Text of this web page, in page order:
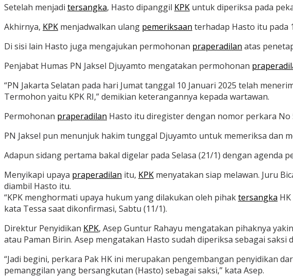
Setelah menjadi tersangka, Hasto dipanggil KPK untuk diperiksa pada
Akhirnya, KPK menjadwalkan ulang pemeriksaan terhadap Hasto itu pada
Di sisi lain Hasto juga mengajukan permohonan praperadilan atas
Penjabat Humas PN Jaksel Djuyamto mengatakan permohonan
“PN Jakarta Selatan pada hari Jumat tanggal 10 Januari 2025 telah
Termohon yaitu KPK RI,” demikian keterangannya kepada wartawan.
Permohonan praperadilan Hasto itu diregister dengan nomor perkara No
PN Jaksel pun menunjuk hakim tunggal Djuyamto untuk memeriksa dan
Adapun sidang pertama bakal digelar pada Selasa (21/1) dengan agenda
Menyikapi upaya praperadilan itu, KPK menyatakan siap melawan. Juru
diambil Hasto itu.
“KPK menghormati upaya hukum yang dilakukan oleh pihaktersangka
kata Tessa saat dikonfirmasi, Sabtu (11/1).
Direktur Penyidikan KPK, Asep Guntur Rahayu mengatakan pihaknya
atau Paman Birin. Asep mengatakan Hasto sudah diperiksa sebagai
“Jadi begini, perkara Pak HK ini merupakan pengembangan penyidikan
pemanggilan yang bersangkutan (Hasto) sebagai saksi,” kata Asep.